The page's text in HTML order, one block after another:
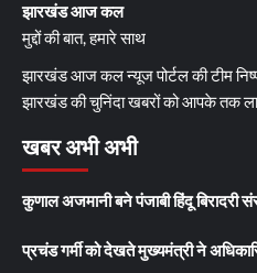
झारखंड आज कल
मुद्दों की बात, हमारे साथ
झारखंड आज कल न्यूज पोर्टल की टीम
झारखंड की चुनिंदा खबरों को आपके तक
खबर अभी अभी
कुणाल अजमानी बने पंजाबी हिंदू बिरादरी
प्रचंड गर्मी को देखते मुख्यमंत्री ने